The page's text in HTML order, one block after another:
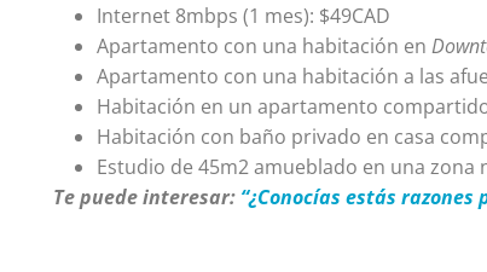
Internet 8mbps (1 mes): $49CAD
Apartamento con una habitación en
Apartamento con una habitación a las
Habitación en un apartamento
Habitación con baño privado en casa
Estudio de 45m2 amueblado en una zona
Te puede interesar: “¿Conocías estás